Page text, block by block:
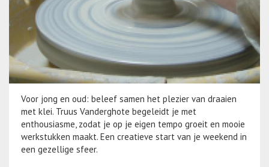
Voor jong en oud: beleef samen het plezier van draaien
met klei. Truus Vanderghote begeleidt je met
enthousiasme, zodat je op je eigen tempo groeit en mooie
werkstukken maakt. Een creatieve start van je weekend in
een gezellige sfeer.